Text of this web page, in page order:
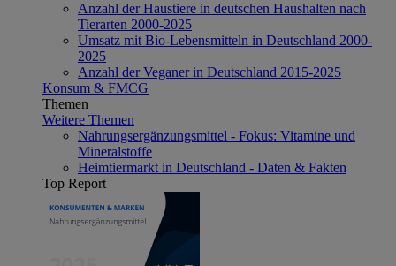
Anzahl der Haustiere in deutschen Haushalten nach
Tierarten 2000-2025
Umsatz mit Bio-Lebensmitteln in Deutschland 2000-
2025
Anzahl der Veganer in Deutschland 2015-2025
Konsum & FMCG
Themen
Weitere Themen
Nahrungsergänzungsmittel - Fokus: Vitamine und
Mineralstoffe
Heimtiermarkt in Deutschland - Daten & Fakten
Top Report